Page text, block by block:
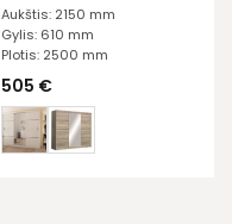
Aukštis: 2150 mm
Gylis: 610 mm
Plotis: 2500 mm
505 €